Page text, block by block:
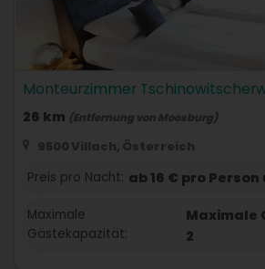
Monteurzimmer
26 km (Entfernung von Moosburg)
9500 Villach, Österreich
Preis pro Nacht: ab 16 € pro
Maximale
Gästekapazität:
Maximale
2